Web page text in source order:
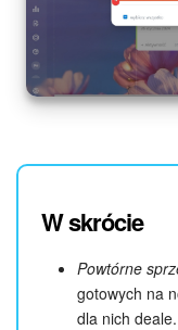
W skrócie
Powtórne
gotowych na
dla nich deale.